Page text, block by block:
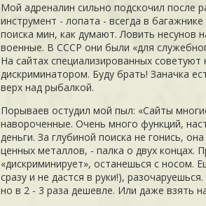
Мой адреналин сильно подскочил после
инструмент - лопата - всегда в
поиска мин, как думают. Ловить несунов
военные. В СССР они были «для
На сайтах специализированных
дискриминатором. Буду брать! Заначка
верх над рыбалкой.
Порываев остудил мой пыл: «Сайты
навороченные. Очень много функций,
деньги. За глубиной поиска не гонись,
ценных металлов, - палка о двух концах.
«дискриминирует», останешься с носом.
сразу и не дастся в руки!),
но в 2 - 3 раза дешевле. Или даже взять